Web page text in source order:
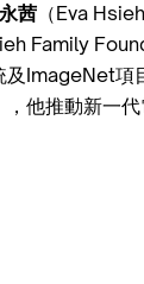
茜 （Eva
Family
及ImageNet項
他推動新一